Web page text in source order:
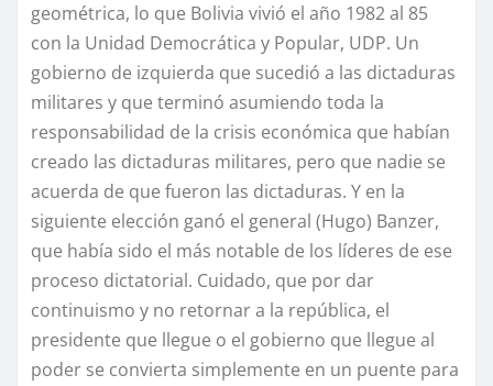
geométrica, lo que Bolivia vivió el año 1982 al 85
con la Unidad Democrática y Popular, UDP. Un
gobierno de izquierda que sucedió a las dictaduras
militares y que terminó asumiendo toda la
responsabilidad de la crisis económica que habían
creado las dictaduras militares, pero que nadie se
acuerda de que fueron las dictaduras. Y en la
siguiente elección ganó el general (Hugo) Banzer,
que había sido el más notable de los líderes de ese
proceso dictatorial. Cuidado, que por dar
continuismo y no retornar a la república, el
presidente que llegue o el gobierno que llegue al
poder se convierta simplemente en un puente para